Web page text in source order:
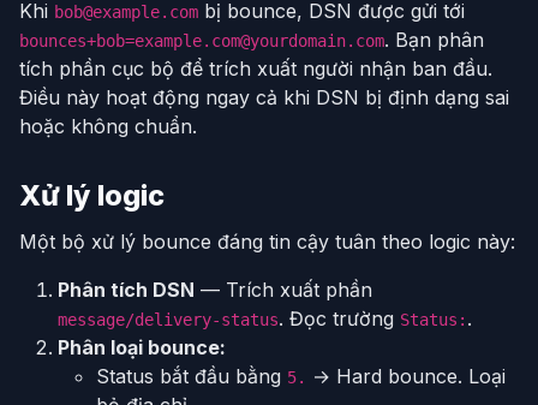
Khi bob@example.com bị bounce, DSN được gửi tới
bounces+bob=example.com@yourdomain.com. Bạn phân
tích phần cục bộ để trích xuất người nhận ban đầu.
Điều này hoạt động ngay cả khi DSN bị định dạng sai
hoặc không chuẩn.
Xử lý logic
Một bộ xử lý bounce đáng tin cậy tuân theo logic này:
Phân tích DSN — Trích xuất phần
message/delivery-status. Đọc trường Status: .
Phân loại bounce:
Status bắt đầu bằng 5.
→ Hard bounce. Loại